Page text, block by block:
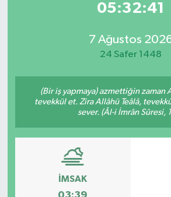
05:32:41
7 Ağustos
24 Safer 1448
(Bir iş yapmaya) azmettiğin zaman
tevekkül et. Zira Allâhü Teâlâ,
sever. (Âl-i İmrân Sûresi,
İMSAK